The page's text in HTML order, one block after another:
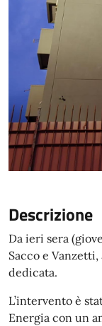
Descrizione
Da ieri sera
Sacco e
dedicata.
L’intervento è
Energia con un